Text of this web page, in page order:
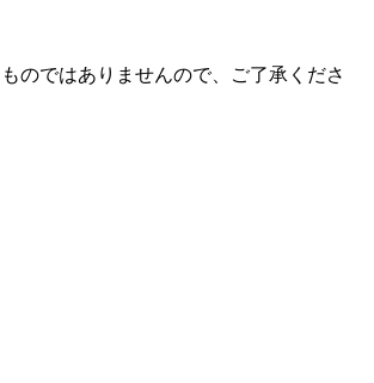
のではありませんので、ご了承くださ